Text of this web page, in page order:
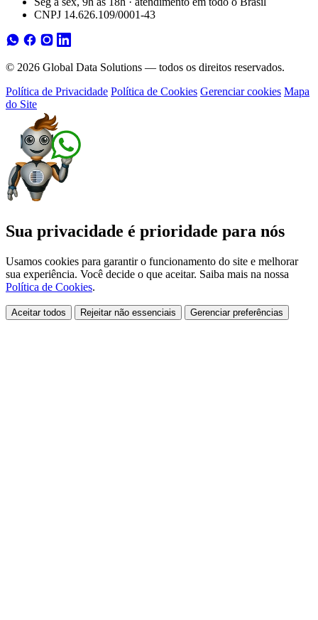
CNPJ 14.626.109/0001-43
© 2026 Global Data Solutions — todos os direitos reservados.
Política de Privacidade Política de Cookies Gerenciar cookies Mapa
do Site
Sua privacidade é prioridade para nós
Usamos cookies para garantir o funcionamento do site e melhorar
sua experiência. Você decide o que aceitar. Saiba mais na nossa
Política de Cookies.
Aceitar todos Rejeitar não essenciais Gerenciar preferências